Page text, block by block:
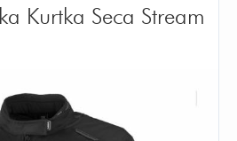
Kurtka Seca Stream